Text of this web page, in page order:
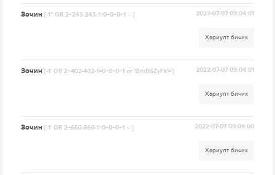
Зочин[-1" OR 2+243-243-1=0+0+0+1 -- ] 2022-07-07 09:04:01
Хариулт бичих
Зочин[-1' OR 2+402-402-1=0+0+0+1 or 'BmB6ZyFk'='] 2022-07-07 09:04:01
Хариулт бичих
Зочин[-1' OR 2+660-660-1=0+0+0+1 -- ] 2022-07-07 09:04:00
Хариулт бичих